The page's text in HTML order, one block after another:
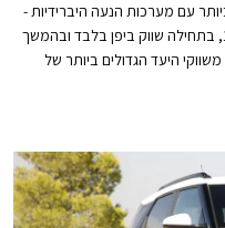
עם מערכות הנעה היברידיות -
טויוטה פריוס. הדור הראשון נולד בשנת 1997, בתחילה שווק ביפן בלבד ובהמשך
היעד הגדולים ביותר של
טויוטה פריוס חסך מהאטמוספרה
הנעה היברידיות בדגמי המסה
המוכרים של המותג, אך לרגל יום הולדת 25 ולאחר למעלה מ- 5 מיליון יחידות